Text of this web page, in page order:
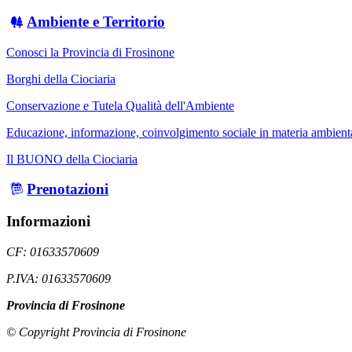
Ambiente e Territorio
Conosci la Provincia di Frosinone
Borghi della Ciociaria
Conservazione e Tutela Qualità dell'Ambiente
Educazione, informazione, coinvolgimento sociale in materia
Il BUONO della Ciociaria
Prenotazioni
Informazioni
CF: 01633570609
P.IVA: 01633570609
Provincia di Frosinone
© Copyright Provincia di Frosinone